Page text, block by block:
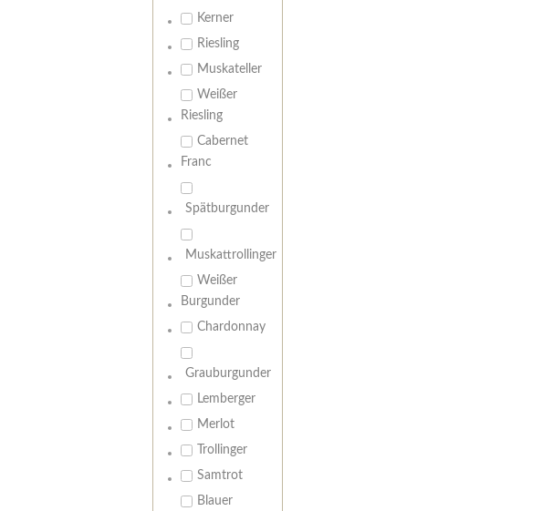
Kerner
Riesling
Muskateller
Weißer
Riesling
Cabernet
Franc
Spätburgunder
Muskattrollinger
Weißer
Burgunder
Chardonnay
Grauburgunder
Lemberger
Merlot
Trollinger
Samtrot
Blauer